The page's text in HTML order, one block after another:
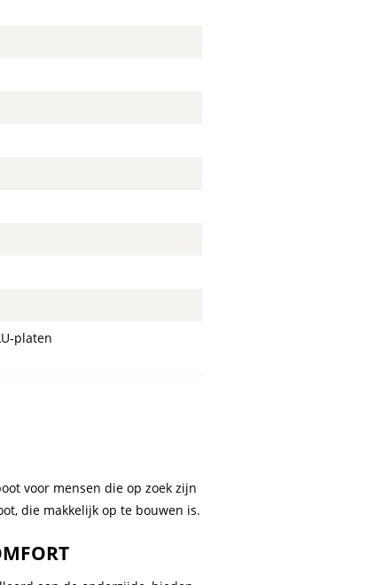
platen
voor mensen die op zoek zijn
die makkelijk op te bouwen is.